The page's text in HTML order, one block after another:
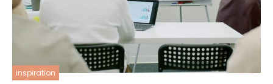
inspiration